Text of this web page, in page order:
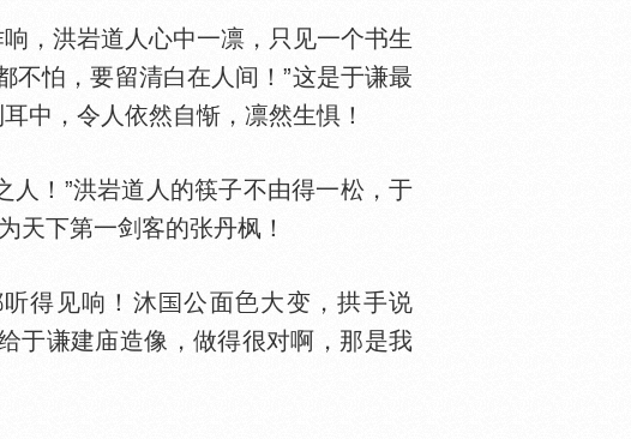
，洪岩道人心中一凛，只见一个书生
不怕，要留清白在人间！”这是于谦最
中，令人依然自惭，凛然生惧！
！”洪岩道人的筷子不由得一松，于
天下第一剑客的张丹枫！
得见响！沐 公面
大变，拱手说
于谦建庙造像，做得很对啊，那是我